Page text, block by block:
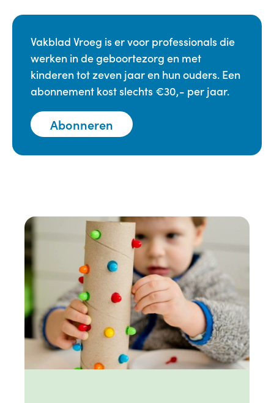
Vakblad Vroeg is er voor professionals die
werken in de geboortezorg en met
kinderen tot zeven jaar en hun ouders. Een
abonnement kost slechts €30,- per jaar.
Abonneren